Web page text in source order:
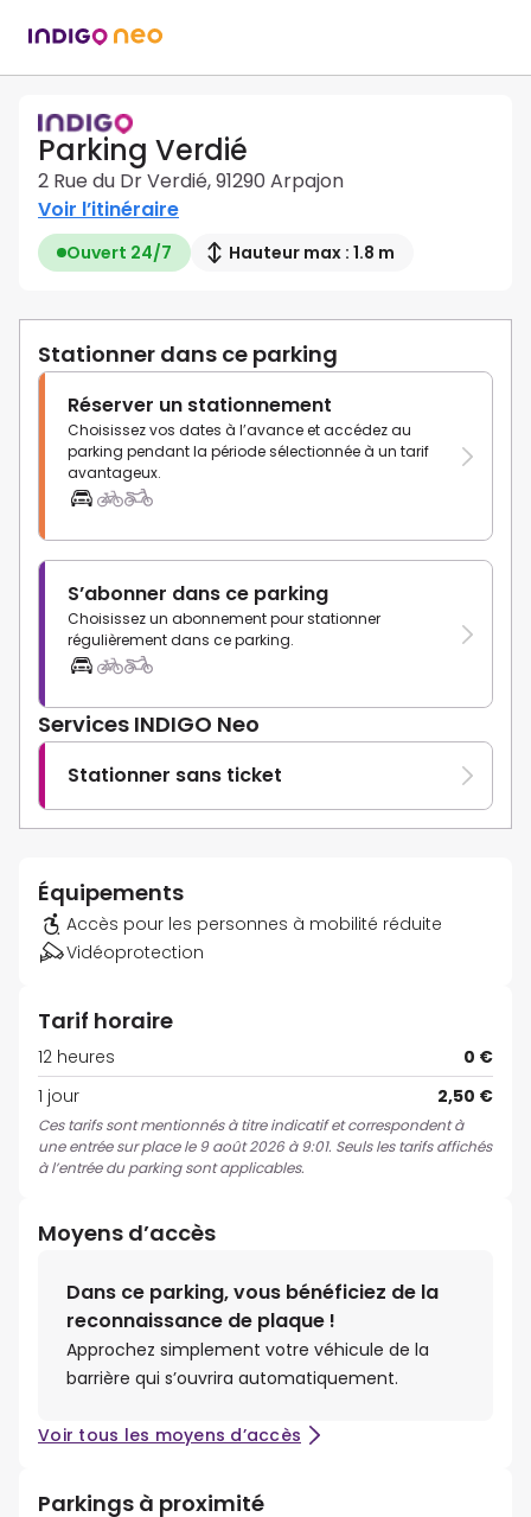
Parking Verdié
2 Rue du Dr Verdié, 91290 Arpajon
Voir l’itinéraire
Ouvert 24/7 Hauteur max : 1.8 m
Stationner dans ce parking
Réserver un stationnement
Choisissez vos dates à l’avance et accédez au
parking pendant la période sélectionnée à un tarif
avantageux.
S’abonner dans ce parking
Choisissez un abonnement pour stationner
régulièrement dans ce parking.
Services INDIGO Neo
Stationner sans ticket
Équipements
Accès pour les personnes à mobilité réduite
Vidéoprotection
Tarif horaire
12 heures
0 €
1 jour
2,50 €
Ces tarifs sont mentionnés à titre indicatif et correspondent à
une entrée sur place le 9 août 2026 à 9:01. Seuls les tarifs affichés
à l’entrée du parking sont applicables.
Moyens d’accès
Dans ce parking, vous bénéficiez de la
reconnaissance de plaque !
Approchez simplement votre véhicule de la
barrière qui s’ouvrira automatiquement.
Voir tous les moyens d’accès
Parkings à proximité